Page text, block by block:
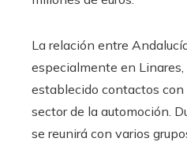
La relación entre
especialmente en
establecido contactos con
sector de la automoción.
se reunirá con varios